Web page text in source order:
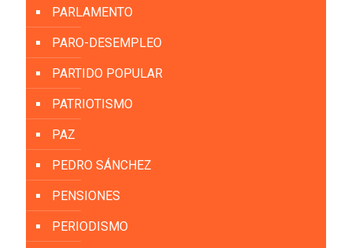
PARLAMENTO
PARO-DESEMPLEO
PARTIDO POPULAR
PATRIOTISMO
PAZ
PEDRO SÁNCHEZ
PENSIONES
PERIODISMO